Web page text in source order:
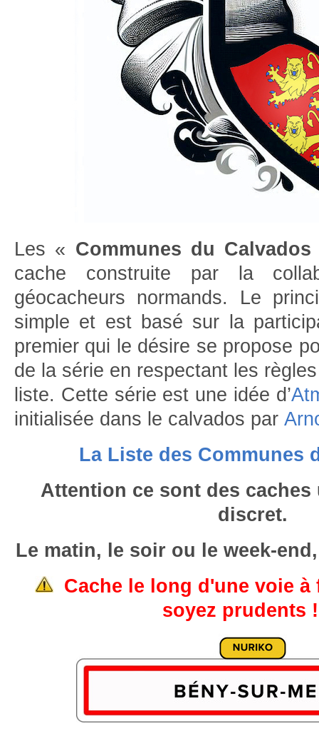
Les « Communes du Calvados
cache construite par la
géocacheurs normands. Le
simple et est basé sur la
premier qui le désire se propose
de la série en respectant les
liste. Cette série est une idée d’
initialisée dans le calvados par
La Liste des Communes
Attention ce sont des caches
discret.
Le matin, le soir ou le week-
Cache le long d'une voie à
soyez prudents